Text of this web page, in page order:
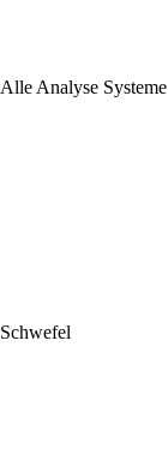
Alle Analyse Systeme
Schwefel